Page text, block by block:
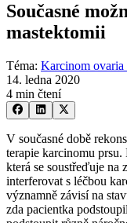
Současné
mastektomii
Téma: Karcinom ovaria
14. ledna 2020
4 min čtení
V současné době
terapie karcinomu
která se soustřeďuje na
interferovat s léčbou
významně závisí na
zda pacientka